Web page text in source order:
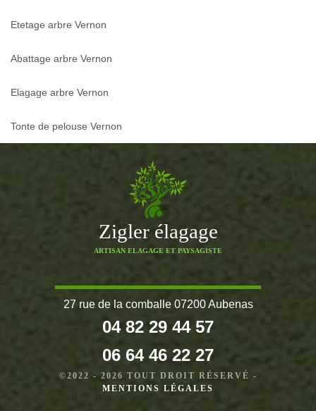
Etetage arbre Vernon
Abattage arbre Vernon
Elagage arbre Vernon
Tonte de pelouse Vernon
Zigler élagage
ARTISAN ELAGAGE ET PAYSAGISTE
27 rue de la comballe 07200 Aubenas
04 82 29 44 57
06 64 46 22 27
©2022 - 2026 TOUT DROIT RÉSERVÉ -
MENTIONS LÉGALES